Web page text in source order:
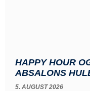
HAPPY HOUR
ABSALONS
5. AUGUST 2026